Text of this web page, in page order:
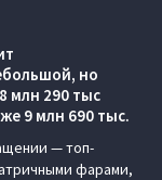
но
млн 290 тыс
9 млн 690 тыс.
— топ-
фарами,